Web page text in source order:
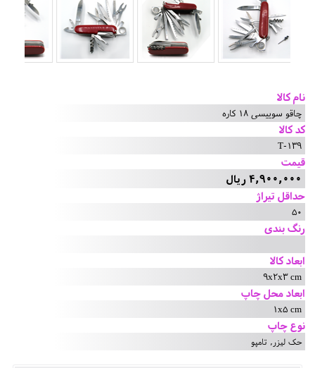
نام کالا
چاقو سوییسی 18 کاره
کد کالا
T-139
قیمت
4,900,000 ریال
حداقل تیراژ
50
رنگ بندی
ابعاد کالا
9x2x3 cm
ابعاد محل چاپ
1x5 cm
نوع چاپ
حک لیزر, تامپو